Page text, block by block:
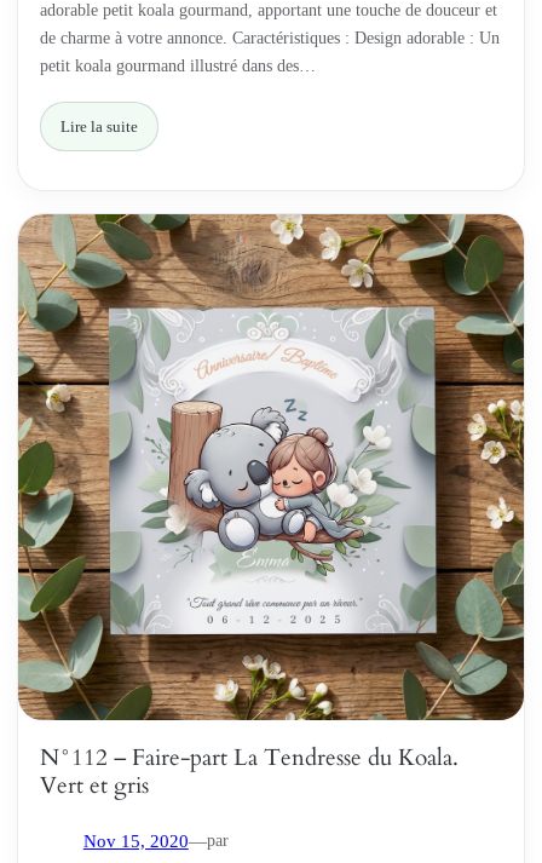
adorable petit koala gourmand, apportant une touche de douceur et
de charme à votre annonce. Caractéristiques : Design adorable : Un
petit koala gourmand illustré dans des…
Lire la suite
N°112 – Faire-part La Tendresse du Koala.
Vert et gris
Nov 15, 2020—par